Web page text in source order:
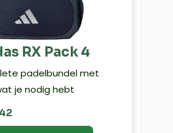
RX Pack 4
padelbundel met
je nodig hebt